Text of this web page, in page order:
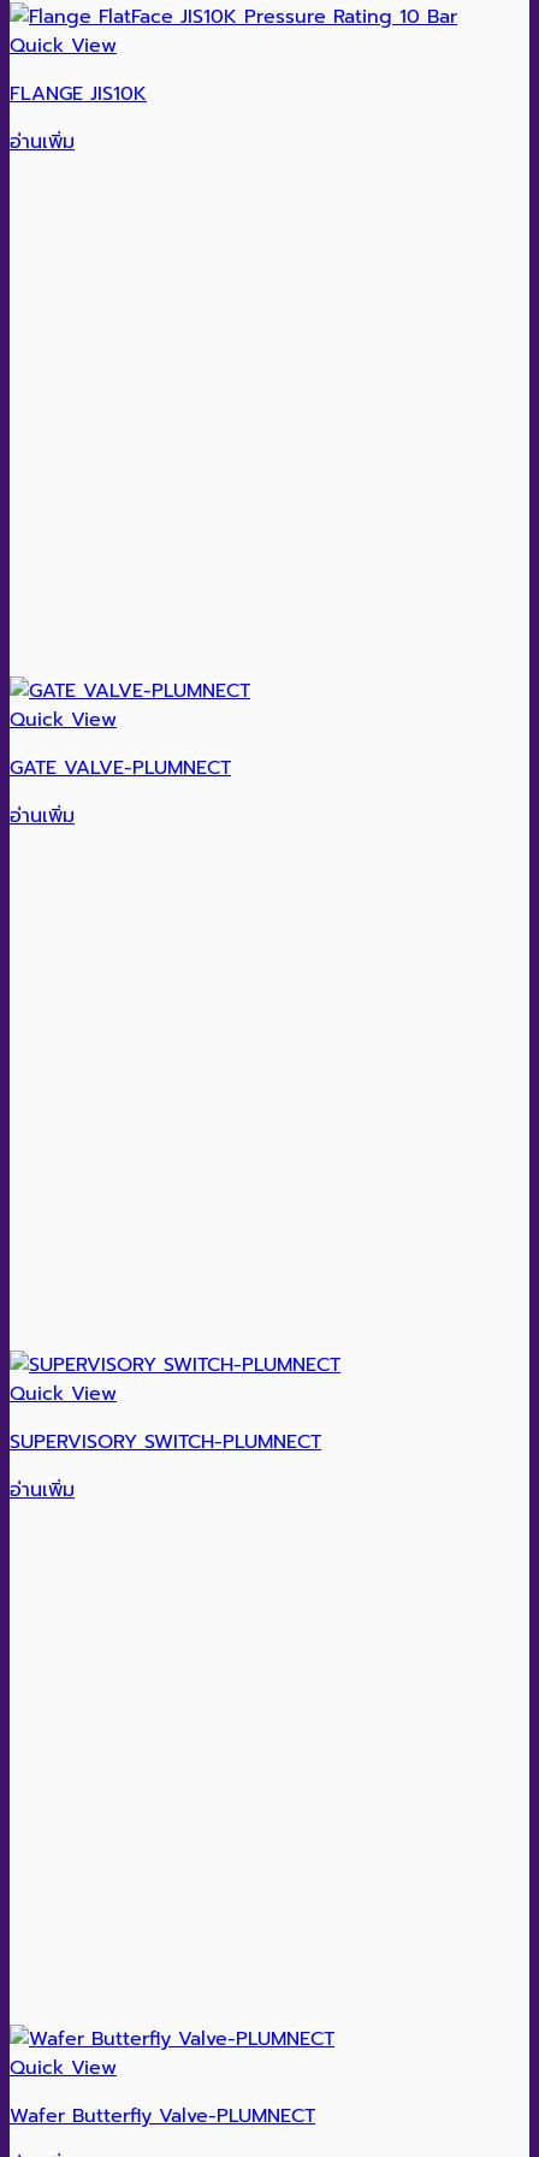
Quick View
FLANGE JIS10K
อ่านเพิ่ม
Quick View
GATE VALVE-PLUMNECT
อ่านเพิ่ม
Quick View
SUPERVISORY SWITCH-PLUMNECT
อ่านเพิ่ม
Quick View
Wafer Butterfly Valve-PLUMNECT